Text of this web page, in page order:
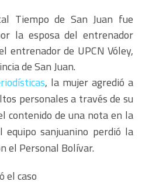
Tiempo de San Juan fue
la esposa del entrenador
entrenador de UPCN Vóley,
de San Juan.
, la mujer agredió a
personales a través de su
contenido de una nota en la
sanjuanino perdió la
el Personal Bolívar.
el caso